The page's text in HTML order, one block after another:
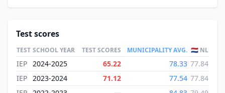
Test scores
TEST SCHOOL YEAR TEST SCORES MUNICIPALITY AVG. 🇳🇱 NL
IEP 2024-2025 65.22 78.33 77.84
IEP 2023-2024 71.12 77.54 77.84